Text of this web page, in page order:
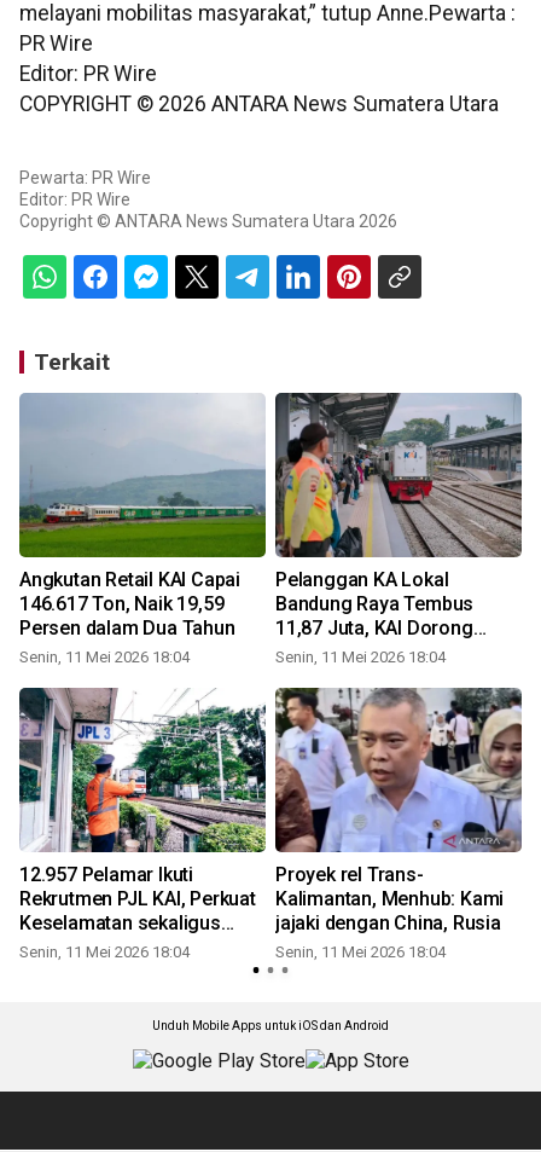
melayani mobilitas masyarakat,” tutup Anne.Pewarta :
PR Wire
Editor: PR Wire
COPYRIGHT © 2026 ANTARA News Sumatera Utara
Pewarta: PR Wire
Editor: PR Wire
Copyright © ANTARA News Sumatera Utara 2026
Terkait
Angkutan Retail KAI Capai
146.617 Ton, Naik 19,59
Persen dalam Dua Tahun
Senin, 11 Mei 2026 18:04
Pelanggan KA Lokal
Bandung Raya Tembus
11,87 Juta, KAI Dorong
Infrastruktur Berbasis
Senin, 11 Mei 2026 18:04
12.957 Pelamar Ikuti
Rekrutmen PJL KAI, Perkuat
Keselamatan sekaligus
Buka Kesempatan Kerja
Senin, 11 Mei 2026 18:04
Proyek rel Trans-
Kalimantan, Menhub: Kami
jajaki dengan China, Rusia
Senin, 11 Mei 2026 18:04
Unduh Mobile Apps untuk iOS dan Android